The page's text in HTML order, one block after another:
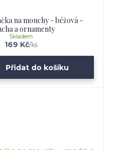
na mouchy - béžová -
a ornamenty
169 Kč/ks
Skladem
Přidat do košíku